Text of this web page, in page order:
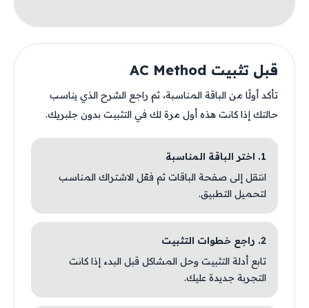
قبل تثبيت AC Method
تأكد أولًا من الباقة المناسبة، ثم راجع الشرح الذي يناسب
حالتك إذا كانت هذه أول مرة لك في التثبيت بدون جلبريك.
1. اختر الباقة المناسبة
انتقل إلى صفحة الباقات ثم فعّل الاشتراك المناسب
لتحميل التطبيق.
2. راجع خطوات التثبيت
تابع أدلة التثبيت وحل المشاكل قبل البدء إذا كانت
التجربة جديدة عليك.